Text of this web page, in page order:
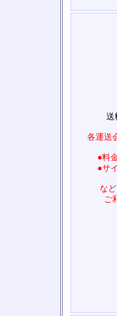
送
各運送
●料
●サ
な
ご